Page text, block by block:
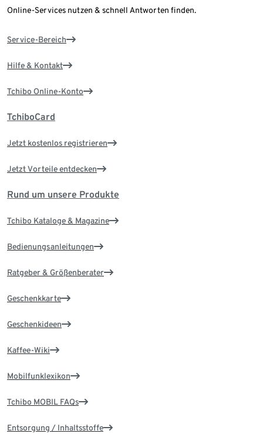
Online-Services nutzen & schnell Antworten finden.
Service-Bereich
Hilfe & Kontakt
Tchibo Online-Konto
TchiboCard
Jetzt kostenlos registrieren
Jetzt Vorteile entdecken
Rund um unsere Produkte
Tchibo Kataloge & Magazine
Bedienungsanleitungen
Ratgeber & Größenberater
Geschenkkarte
Geschenkideen
Kaffee-Wiki
Mobilfunklexikon
Tchibo MOBIL FAQs
Entsorgung / Inhaltsstoffe